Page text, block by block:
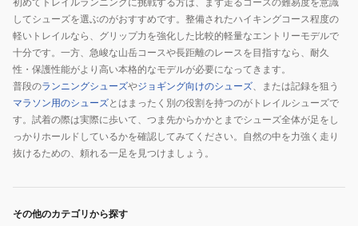
1013A232.200
ト
レ
ー
ニ
ン
グ
してシューズを選ぶのがおすすめです。整備されたハイキングコース程度の
軽いトレイルなら、グリップ力を強化した比較的軽量なエントリーモデルで
十分です。一方、急峻な山岳コースや長距離のレースを目指すなら、耐久
性・保護性能がより高い本格的なモデルが必要になってきます。
普段のランニングシューズやジョギング向けのシューズ、または記録を狙う
マラソン用のシューズとはまったく別の役割を持つのがトレイルシューズで
す。試着の際は実際に歩いて、つま先からかかとまでシューズ全体が足をし
っかりホールドしているかを確認してみてください。自然の中を力強く走り
抜けるための、頼れる一足を見つけましょう。
その他のカテゴリから探す